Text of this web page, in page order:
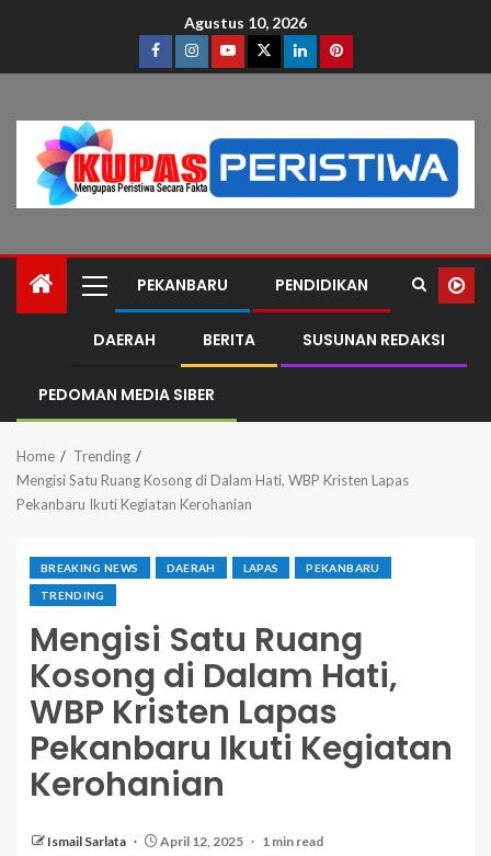
Agustus 10, 2026
PEKANBARU PENDIDIKAN
DAERAH BERITA SUSUNAN REDAKSI
PEDOMAN MEDIA SIBER
Home
Trending
Mengisi Satu Ruang Kosong di Dalam Hati, WBP Kristen Lapas
Pekanbaru Ikuti Kegiatan Kerohanian
BREAKING NEWS DAERAH LAPAS PEKANBARU
TRENDING
Mengisi Satu Ruang
Kosong di Dalam Hati,
WBP Kristen Lapas
Pekanbaru Ikuti Kegiatan
Kerohanian
Ismail Sarlata April 12, 2025 1 min read